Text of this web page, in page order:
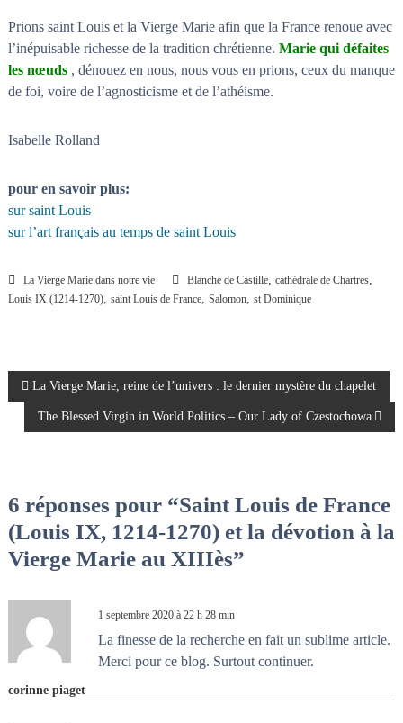
Prions saint Louis et la Vierge Marie afin que la France renoue avec
l’inépuisable richesse de la tradition chrétienne. Marie qui défaites
les nœuds , dénouez en nous, nous vous en prions, ceux du manque
de foi, voire de l’agnosticisme et de l’athéisme.
Isabelle Rolland
pour en savoir plus:
sur saint Louis
sur l’art français au temps de saint Louis
La Vierge Marie dans notre vie Blanche de Castille, cathédrale de Chartres,
Louis IX (1214-1270), saint Louis de France, Salomon, st Dominique
N
i
g
a
La Vierge Marie, reine de l’univers : le dernier mystère du chapelet
The Blessed Virgin in World Politics – Our Lady of Czestochowa
6 réponses pour “Saint Louis de France
(Louis IX, 1214-1270) et la dévotion à la
Vierge Marie au XIIIès”
corinne piaget
1 septembre 2020 à 22 h 28 min
La finesse de la recherche en fait un sublime article.
Merci pour ce blog. Surtout continuer.